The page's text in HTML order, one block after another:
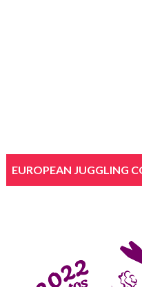
EUROPEAN JUGGLING